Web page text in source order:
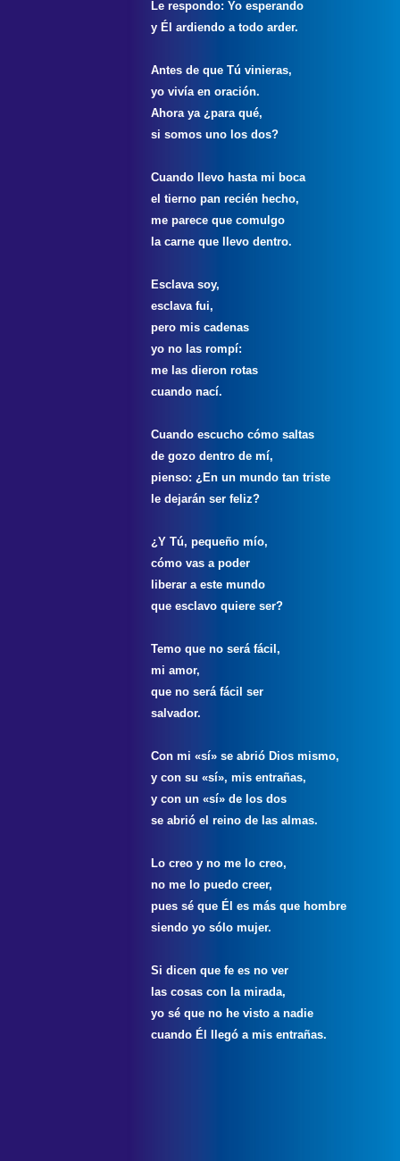
Le respondo: Yo esperando
y Él ardiendo a todo arder.
Antes de que Tú vinieras,
yo vivía en oración.
Ahora ya ¿para qué,
si somos uno los dos?
Cuando llevo hasta mi boca
el tierno pan recién hecho,
me parece que comulgo
la carne que llevo dentro.
Esclava soy,
esclava fui,
pero mis cadenas
yo no las rompí:
me las dieron rotas
cuando nací.
Cuando escucho cómo saltas
de gozo dentro de mí,
pienso: ¿En un mundo tan triste
le dejarán ser feliz?
¿Y Tú, pequeño mío,
cómo vas a poder
liberar a este mundo
que esclavo quiere ser?
Temo que no será fácil,
mi amor,
que no será fácil ser
salvador.
Con mi «sí» se abrió Dios mismo,
y con su «sí», mis entrañas,
y con un «sí» de los dos
se abrió el reino de las almas.
Lo creo y no me lo creo,
no me lo puedo creer,
pues sé que Él es más que hombre
siendo yo sólo mujer.
Si dicen que fe es no ver
las cosas con la mirada,
yo sé que no he visto a nadie
cuando Él llegó a mis entrañas.